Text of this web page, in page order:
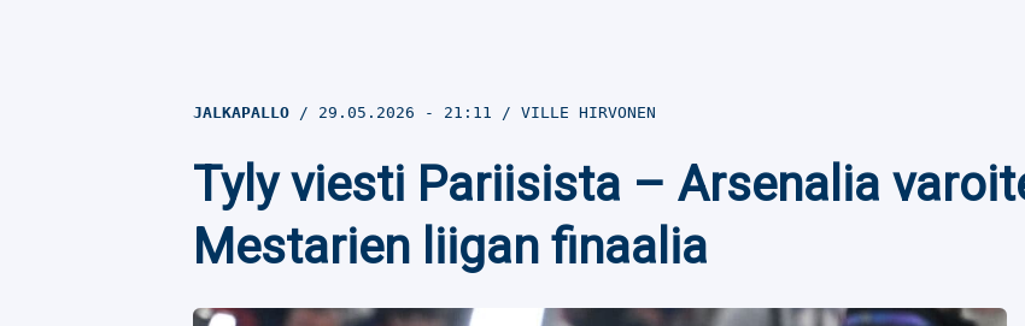
JALKAPALLO 29.05.2026 - 21:11 VILLE HIRVONEN
Tyly viesti Pariisista – Arsenalia
Mestarien liigan finaalia